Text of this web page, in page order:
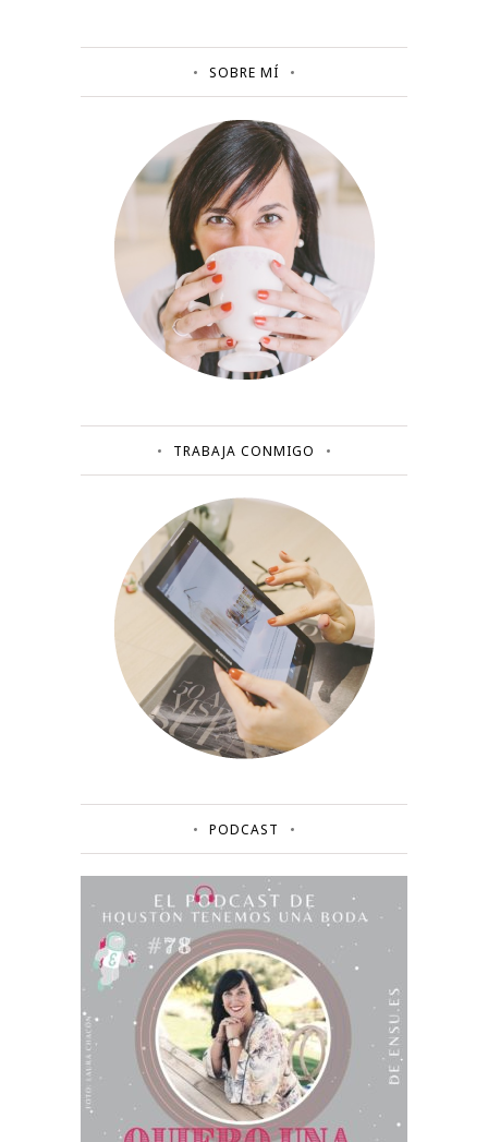
SOBRE MÍ
TRABAJA CONMIGO
PODCAST